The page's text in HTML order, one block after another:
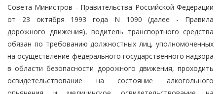
Совета Министров - Правительства Российской Федерации
от 23 октября 1993 года N 1090 (далее - Правила
дорожного движения), водитель транспортного средства
обязан по требованию должностных лиц, уполномоченных
на осуществление федерального государственного надзора
в области безопасности дорожного движения, проходить
освидетельствование на состояние алкогольного